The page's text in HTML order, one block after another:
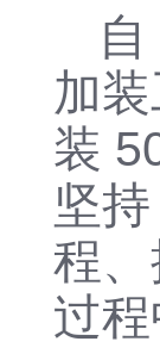
自
加
装
坚
程
过